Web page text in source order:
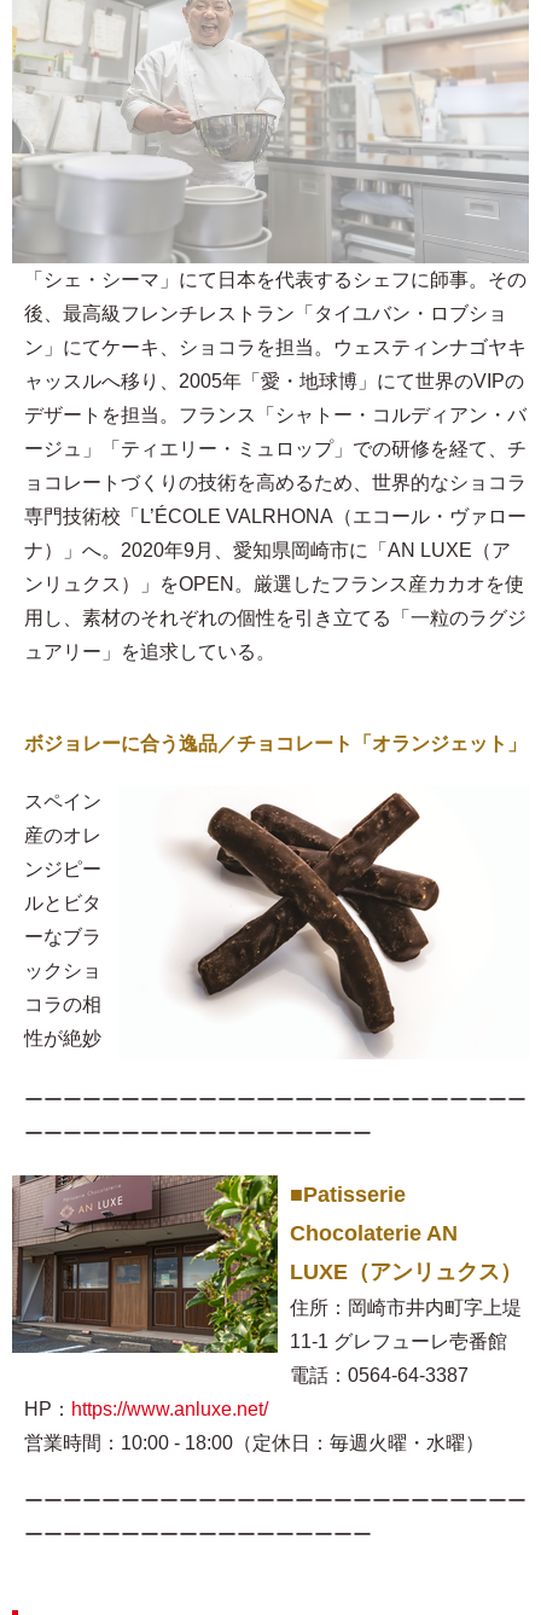
「シェ・シーマ」にて日本を代表するシェフに師事。その
後、最高級フレンチレストラン「タイユバン・ロブショ
ン」にてケーキ、ショコラを担当。ウェスティンナゴヤキ
ャッスルへ移り、2005年「愛・地球博」にて世界のVIPの
デザートを担当。フランス「シャトー・コルディアン・バ
ージュ」「ティエリー・ミュロップ」での研修を経て、チ
ョコレートづくりの技術を高めるため、世界的なショコラ
専門技術校「L’ÉCOLE VALRHONA（エコール・ヴァロー
ナ）」へ。2020年9月、愛知県岡崎市に「AN LUXE（ア
ンリュクス）」をOPEN。厳選したフランス産カカオを使
用し、素材のそれぞれの個性を引き立てる「一粒のラグジ
ュアリー」を追求している。
ボジョレーに合う逸品／チョコレート「オランジェット」
スペイン
産のオレ
ンジピー
ルとビタ
ーなブラ
ックショ
コラの相
性が絶妙
ーーーーーーーーーーーーーーーーーーーーーーーーーー
ーーーーーーーーーーーーーーーーーー
■Patisserie
Chocolaterie AN
LUXE（アンリュクス）
住所：岡崎市井内町字上堤
11-1 グレフューレ壱番館
電話：0564-64-3387
HP： https://www.anluxe.net/
営業時間：10:00 - 18:00（定休日：毎週火曜・水曜）
ーーーーーーーーーーーーーーーーーーーーーーーーーー
ーーーーーーーーーーーーーーーーーー